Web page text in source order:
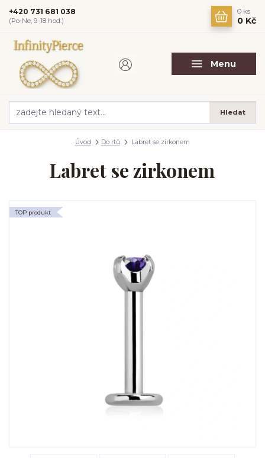
Menu
Hledat
+420 731 681 038
(Po-Ne, 9-18 hod.)
0 ks
0 Kč
Úvod Do rtů Labret se zirkonem
Labret se zirkonem
TOP produkt